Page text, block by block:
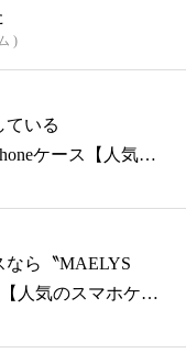
)
ている
ケース【人気の
なら〝MAELYS
人気のスマホケ